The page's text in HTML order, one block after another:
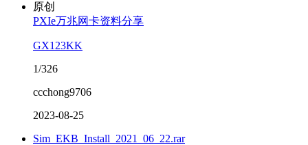
原创
PXIe万兆网卡资料分享
GX123KK
1/326
ccchong9706
2023-08-25
Sim_EKB_Install_2021_06_22.rar